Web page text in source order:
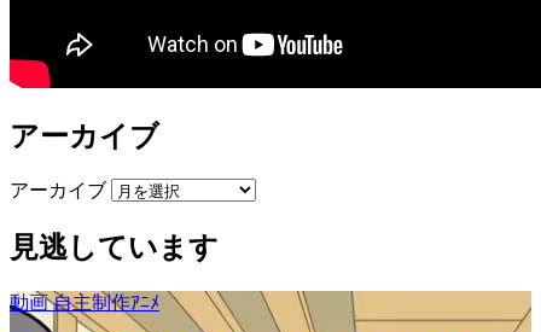
アーカイブ
アーカイブ
見逃しています
動画自主制作ｱﾆﾒ